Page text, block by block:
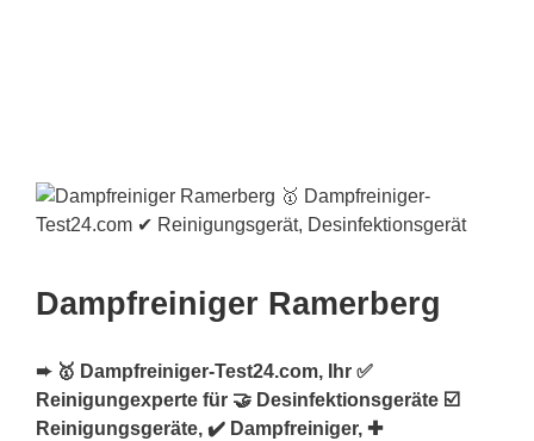
Dampfreiniger Ramerberg
➨ 🥇 Dampfreiniger-Test24.com, Ihr ✅
Reinigungexperte für 🤝 Desinfektionsgeräte ☑️
Reinigungsgeräte, ✔️ Dampfreiniger, ✚